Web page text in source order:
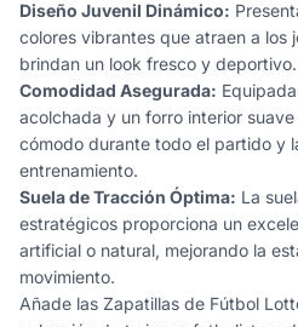
Diseño Juvenil Dinámico:
colores vibrantes que atraen a los
brindan un look fresco y deportivo.
Comodidad Asegurada:
acolchada y un forro interior
cómodo durante todo el partido y
entrenamiento.
Suela de Tracción Óptima: La
estratégicos proporciona un
artificial o natural, mejorando la
movimiento.
Añade las Zapatillas de Fútbol